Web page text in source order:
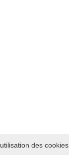
des cookies.